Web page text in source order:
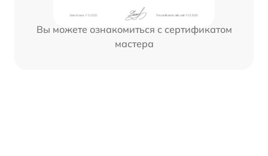
Вы можете ознакомиться с сертификатом
мастера